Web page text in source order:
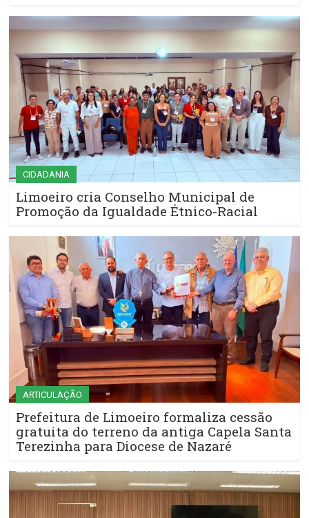
CIDADANIA
Limoeiro cria Conselho Municipal de
Promoção da Igualdade Étnico-Racial
ARTICULAÇÃO
Prefeitura de Limoeiro formaliza cessão
gratuita do terreno da antiga Capela Santa
Terezinha para Diocese de Nazaré